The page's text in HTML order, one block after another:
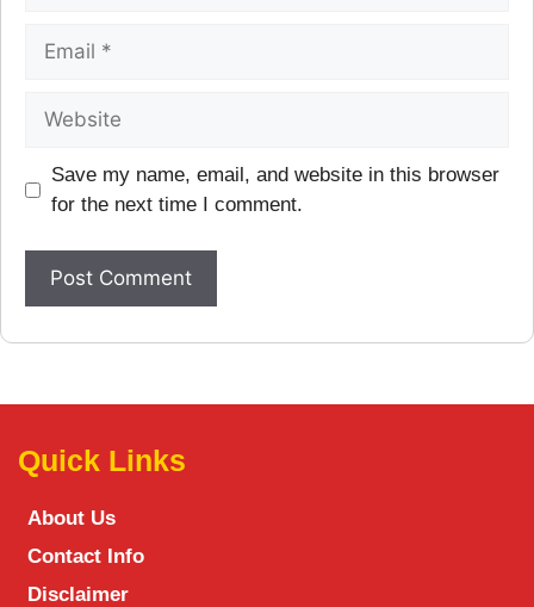
Save my name, email, and website in this browser
for the next time I comment.
Quick Links
About Us
Contact Info
Disclaimer